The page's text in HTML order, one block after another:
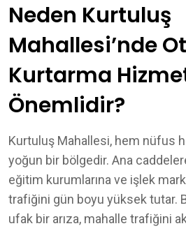
Neden Kurtuluş
Mahallesi’nde
Kurtarma
Önemlidir?
Kurtuluş Mahallesi, hem nüfus
yoğun bir bölgedir. Ana
eğitim kurumlarına ve işlek
trafiğini gün boyu yüksek tutar.
ufak bir arıza, mahalle trafiğini